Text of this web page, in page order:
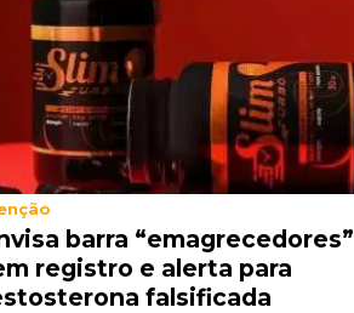
barra “emagrecedores”
registro e alerta para
falsificada